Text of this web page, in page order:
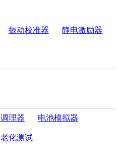
振动校准器 静电激励器
调理器 电池模拟器
老化测试